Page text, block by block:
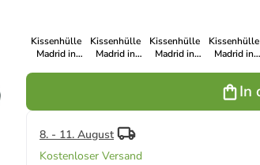
Kissenhülle
Madrid in
Kissenhülle
Madrid in
Kissenhülle
Madrid in
Kissenhülle
Madrid in
In
8. - 11. August
Kostenloser Versand